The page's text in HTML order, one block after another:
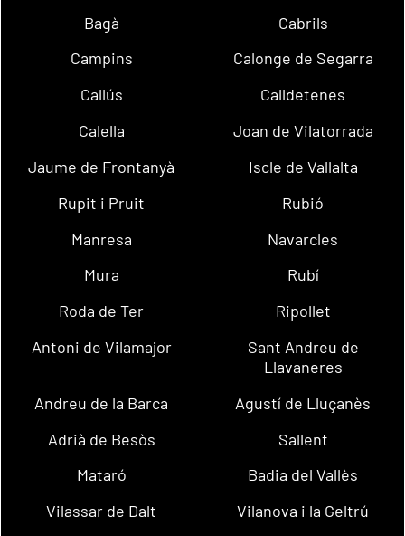
Bagà
Cabrils
Campins
Calonge de Segarra
Callús
Calldetenes
Calella
Joan de Vilatorrada
Jaume de Frontanyà
Iscle de Vallalta
Rupit i Pruit
Rubió
Manresa
Navarcles
Mura
Rubí
Roda de Ter
Ripollet
Antoni de Vilamajor
Sant Andreu de
Llavaneres
Andreu de la Barca
Agustí de Lluçanès
Adrià de Besòs
Sallent
Mataró
Badia del Vallès
Vilassar de Dalt
Vilanova i la Geltrú